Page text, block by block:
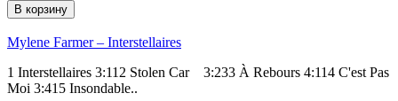
В корзину
Mylene Farmer ‎– Interstellaires
1 Interstellaires 3:112 Stolen Car 3:233 À Rebours 4:114 C'est Pas
Moi 3:415 Insondable..